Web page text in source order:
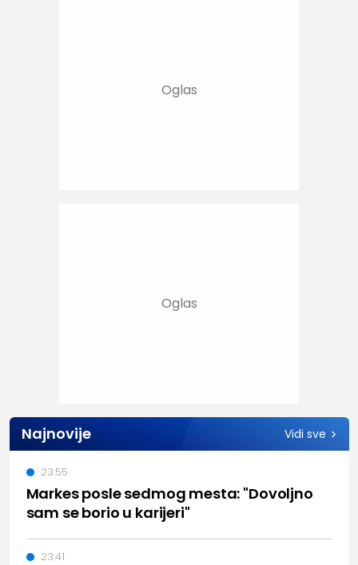
Najnovije Vidi sve
Markes posle sedmog mesta: "Dovoljno
sam se borio u karijeri"
23:55
23:41